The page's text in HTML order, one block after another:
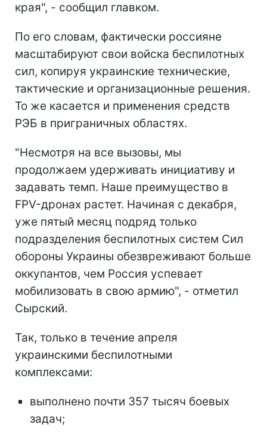
края", - сообщил главком.
По его словам, фактически россияне
масштабируют свои войска беспилотных
сил, копируя украинские технические,
тактические и организационные решения.
То же касается и применения средств
РЭБ в приграничных областях.
"Несмотря на все вызовы, мы
продолжаем удерживать инициативу и
задавать темп. Наше преимущество в
FPV-дронах растет. Начиная с декабря,
уже пятый месяц подряд только
подразделения беспилотных систем Сил
обороны Украины обезвреживают больше
оккупантов, чем Россия успевает
мобилизовать в свою армию", - отметил
Сырский.
Так, только в течение апреля
украинскими беспилотными
комплексами:
выполнено почти 357 тысяч боевых
задач;